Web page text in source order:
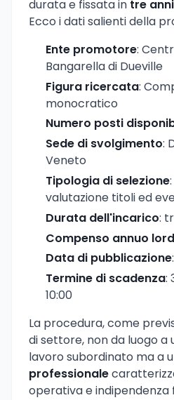
durata e fissata in tre anni
Ecco i dati salienti della
Ente promotore:
Bangarella di Dueville
Figura ricercata:
monocratico
Numero posti
Sede di svolgimento:
Veneto
Tipologia di selezione
valutazione titoli ed
Durata dell'incarico:
Compenso annuo
Data di pubblicazione
Termine di scadenza:
10:00
La procedura, come
di settore, non da luogo a
lavoro subordinato ma a
professionale
operativa e